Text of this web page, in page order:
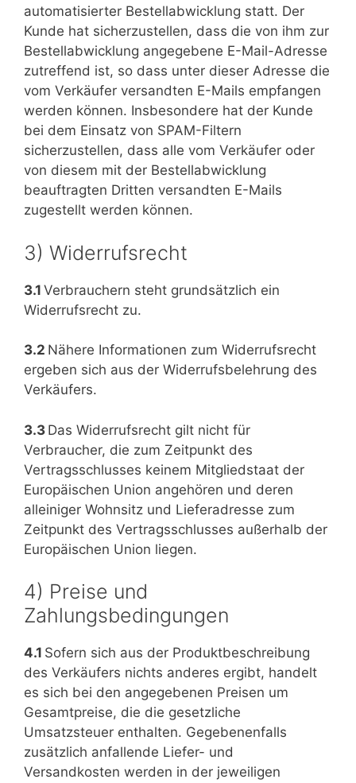
automatisierter Bestellabwicklung statt. Der
Kunde hat sicherzustellen, dass die von ihm zur
Bestellabwicklung angegebene E-Mail-Adresse
zutreffend ist, so dass unter dieser Adresse die
vom Verkäufer versandten E-Mails empfangen
werden können. Insbesondere hat der Kunde
bei dem Einsatz von SPAM-Filtern
sicherzustellen, dass alle vom Verkäufer oder
von diesem mit der Bestellabwicklung
beauftragten Dritten versandten E-Mails
zugestellt werden können.
3) Widerrufsrecht
3.1 Verbrauchern steht grundsätzlich ein
Widerrufsrecht zu.
3.2 Nähere Informationen zum Widerrufsrecht
ergeben sich aus der Widerrufsbelehrung des
Verkäufers.
3.3 Das Widerrufsrecht gilt nicht für
Verbraucher, die zum Zeitpunkt des
Vertragsschlusses keinem Mitgliedstaat der
Europäischen Union angehören und deren
alleiniger Wohnsitz und Lieferadresse zum
Zeitpunkt des Vertragsschlusses außerhalb der
Europäischen Union liegen.
4) Preise und
Zahlungsbedingungen
4.1 Sofern sich aus der Produktbeschreibung
des Verkäufers nichts anderes ergibt, handelt
es sich bei den angegebenen Preisen um
Gesamtpreise, die die gesetzliche
Umsatzsteuer enthalten. Gegebenenfalls
zusätzlich anfallende Liefer- und
Versandkosten werden in der jeweiligen